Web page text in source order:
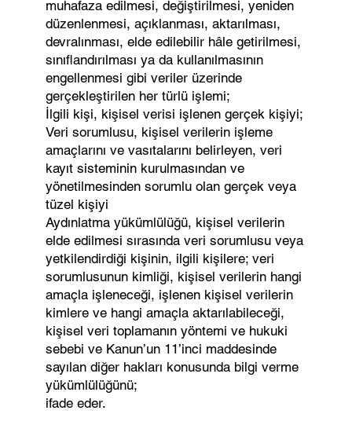
muhafaza edilmesi, değiştirilmesi, yeniden
düzenlenmesi, açıklanması, aktarılması,
devralınması, elde edilebilir hâle getirilmesi,
sınıflandırılması ya da kullanılmasının
engellenmesi gibi veriler üzerinde
gerçekleştirilen her türlü işlemi;
İlgili kişi, kişisel verisi işlenen gerçek kişiyi;
Veri sorumlusu, kişisel verilerin işleme
amaçlarını ve vasıtalarını belirleyen, veri
kayıt sisteminin kurulmasından ve
yönetilmesinden sorumlu olan gerçek veya
tüzel kişiyi
Aydınlatma yükümlülüğü, kişisel verilerin
elde edilmesi sırasında veri sorumlusu veya
yetkilendirdiği kişinin, ilgili kişilere; veri
sorumlusunun kimliği, kişisel verilerin hangi
amaçla işleneceği, işlenen kişisel verilerin
kimlere ve hangi amaçla aktarılabileceği,
kişisel veri toplamanın yöntemi ve hukuki
sebebi ve Kanun’un 11’inci maddesinde
sayılan diğer hakları konusunda bilgi verme
yükümlülüğünü;
ifade eder.